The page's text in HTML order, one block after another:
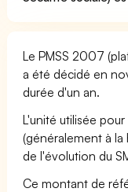
Le PMSS 2007
a été décidé en
durée d'un an.
L'unité utilisée
(généralement à
de l'évolution du
Ce montant de